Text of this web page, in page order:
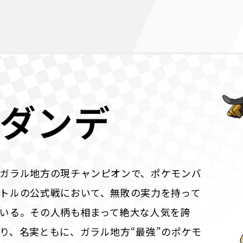
ダンデ
ガラル地方の現チャンピオンで、ポケモンバ
トルの公式戦において、無敗の実力を持って
いる。その人柄も相まって絶大な人気を誇
り、名実ともに、ガラル地方“最強”のポケモ